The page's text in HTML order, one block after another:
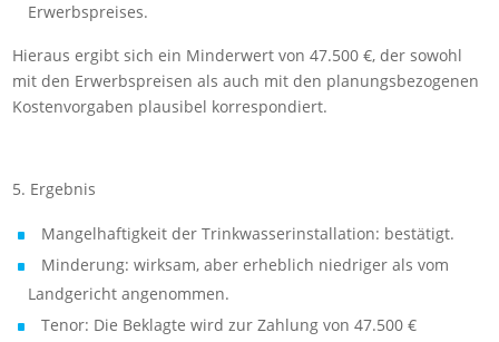
Erwerbspreises.
Hieraus ergibt sich ein Minderwert von 47.500 €, der sowohl
mit den Erwerbspreisen als auch mit den planungsbezogenen
Kostenvorgaben plausibel korrespondiert.
5. Ergebnis
Mangelhaftigkeit der Trinkwasserinstallation: bestätigt.
Minderung: wirksam, aber erheblich niedriger als vom
Landgericht angenommen.
Tenor: Die Beklagte wird zur Zahlung von 47.500 €